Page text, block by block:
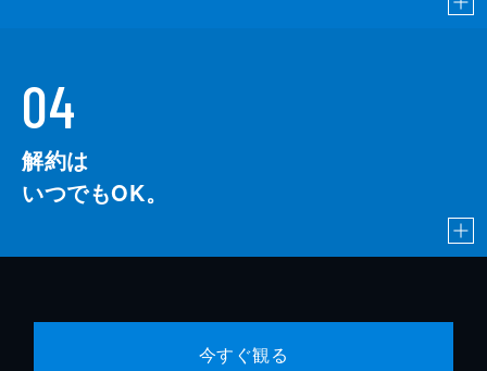
04
解約は
いつでもOK。
今すぐ観る